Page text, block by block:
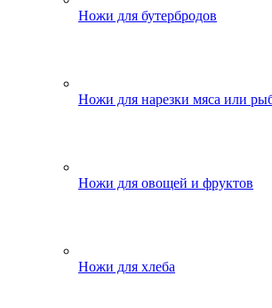
Ножи для бутербродов
Ножи для нарезки мяса или
Ножи для овощей и фруктов
Ножи для хлеба